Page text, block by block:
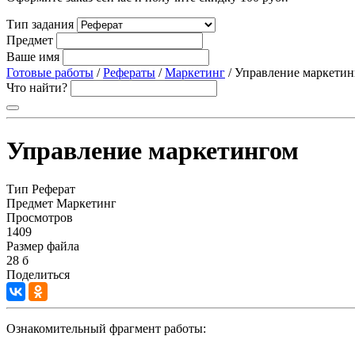
Тип задания
Предмет
Ваше имя
Готовые работы /Рефераты /Маркетинг / Управление
Что найти?
Управление маркетингом
Тип Реферат
Предмет Маркетинг
Просмотров
1409
Размер файла
28 б
Поделиться
Ознакомительный фрагмент работы: